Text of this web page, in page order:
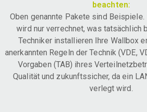
beachten:
Oben genannte Pakete sind
wird nur verrechnet, was tatsächlich
Techniker installieren Ihre Wallbox
anerkannten Regeln der Technik (VDE,
Vorgaben (TAB) ihres
Qualität und zukunftssicher, da ein
verlegt wird.